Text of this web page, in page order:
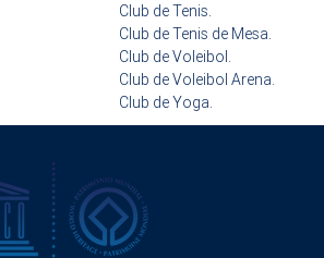
Club de Tenis.
Club de Tenis de Mesa.
Club de Voleibol.
Club de Voleibol Arena.
Club de Yoga.